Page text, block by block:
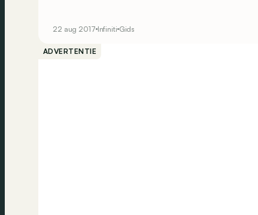
22 aug 2017 Infiniti Gids
ADVERTENTIE